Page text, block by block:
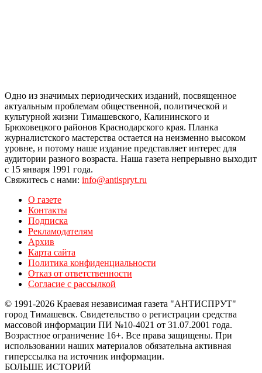
Одно из значимых периодических изданий, посвященное
актуальным проблемам общественной, политической и
культурной жизни Тимашевского, Калининского и
Брюховецкого районов Краснодарского края. Планка
журналистского мастерства остается на неизменно высоком
уровне, и потому наше издание представляет интерес для
аудитории разного возраста. Наша газета непрерывно выходит
с 15 января 1991 года.
Свяжитесь с нами: info@antispryt.ru
О газете
Контакты
Подписка
Рекламодателям
Архив
Карта сайта
Политика конфиденциальности
Отказ от ответственности
Согласие с рассылкой
© 1991-2026 Краевая независимая газета "АНТИСПРУТ"
город Тимашевск. Свидетельство о регистрации средства
массовой информации ПИ №10-4021 от 31.07.2001 года.
Возрастное ограничение 16+. Все права защищены. При
использовании наших материалов обязательна активная
гиперссылка на источник информации.
БОЛЬШЕ ИСТОРИЙ